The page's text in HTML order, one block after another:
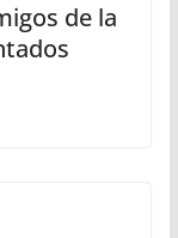
de la